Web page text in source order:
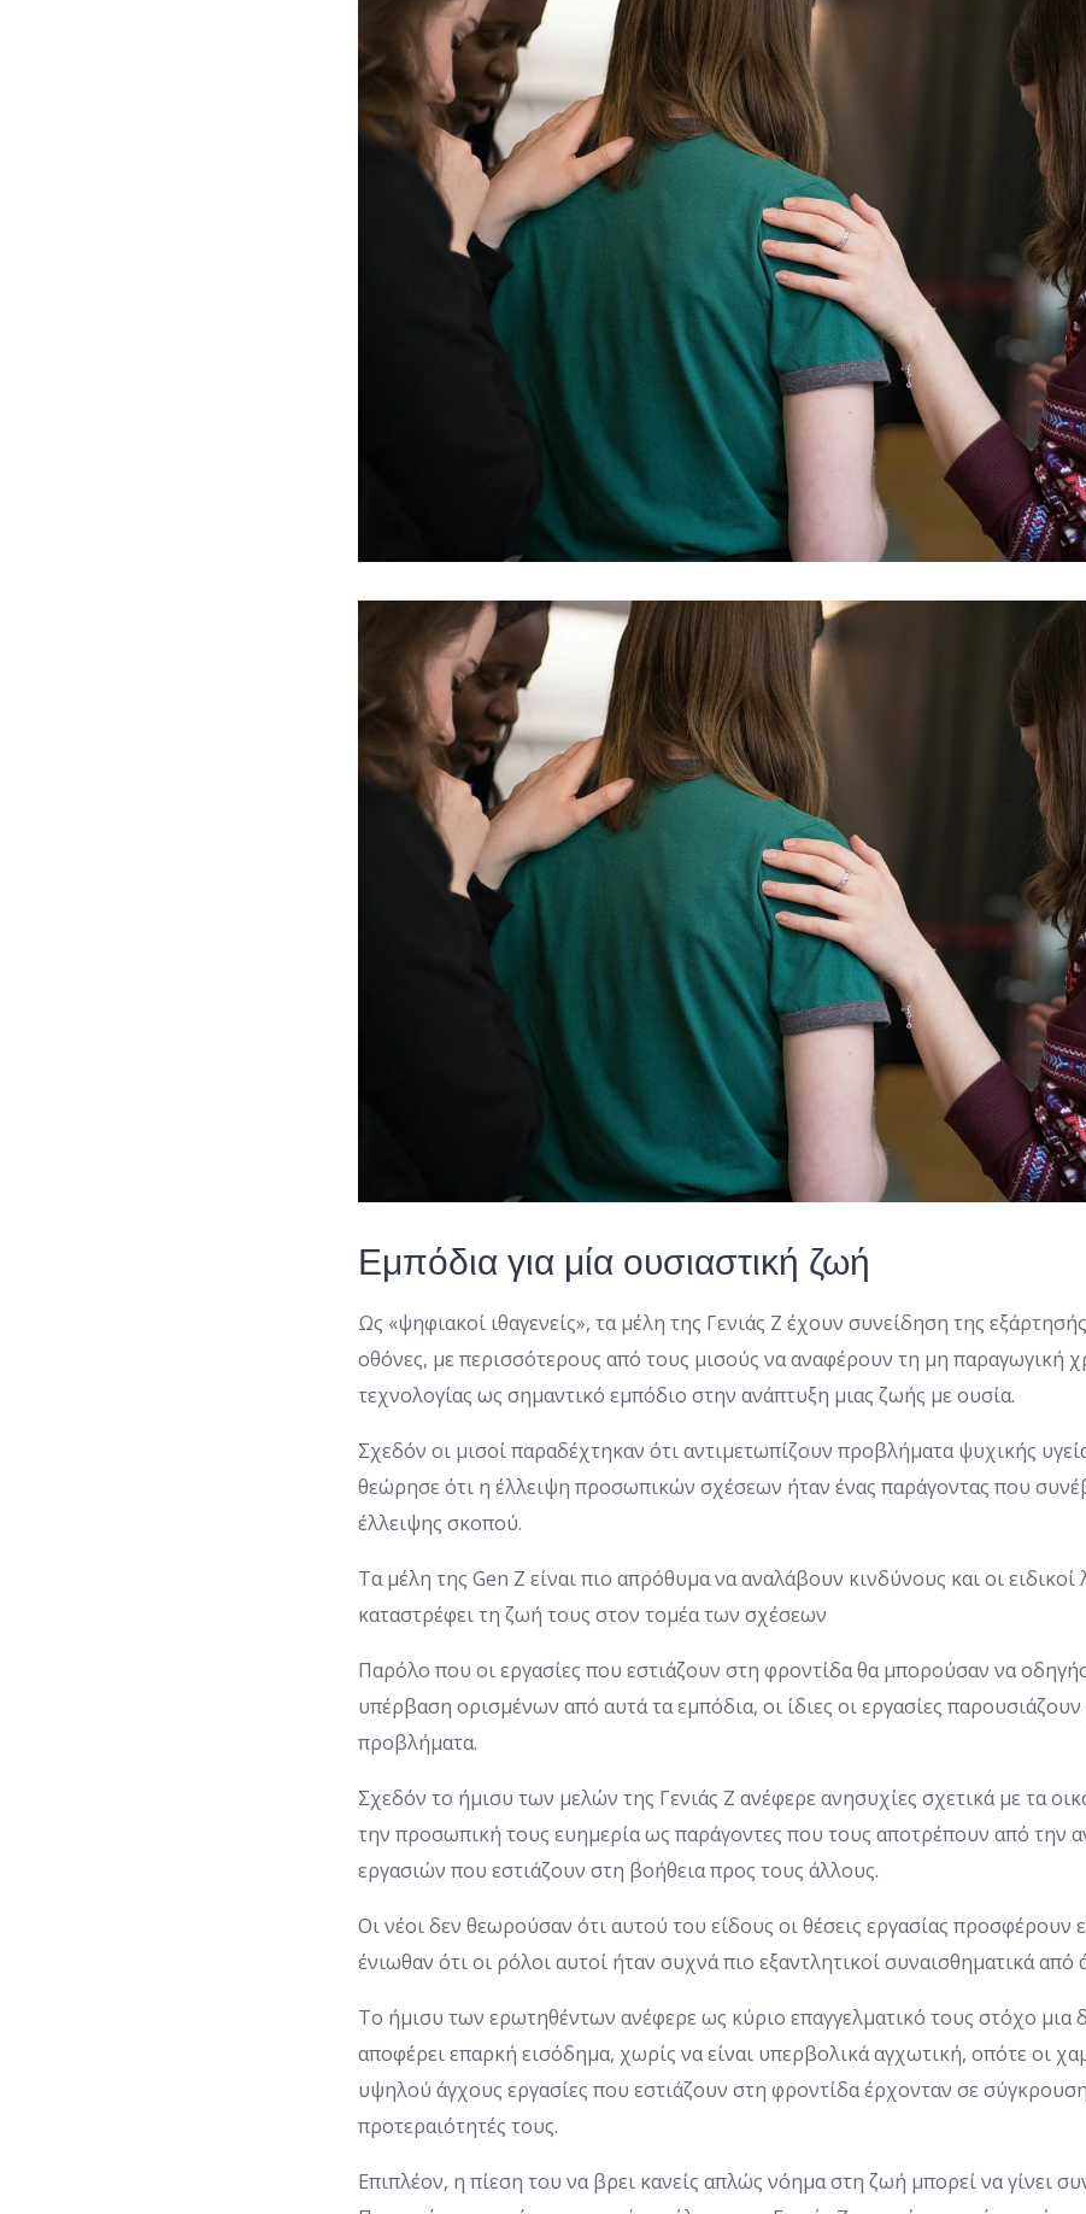
Εμπόδια για μία ουσιαστική ζωή
Ως «ψηφιακοί ιθαγενείς», τα μέλη της Γενιάς Ζ έχουν συνείδηση της
οθόνες, με περισσότερους από τους μισούς να αναφέρουν τη μη παραγωγική
τεχνολογίας ως σημαντικό εμπόδιο στην ανάπτυξη μιας ζωής με ουσία.
Σχεδόν οι μισοί παραδέχτηκαν ότι αντιμετωπίζουν προβλήματα ψυχικής
θεώρησε ότι η έλλειψη προσωπικών σχέσεων ήταν ένας παράγοντας που
έλλειψης σκοπού.
Τα μέλη της Gen Z είναι πιο απρόθυμα να αναλάβουν κινδύνους και οι ειδικοί
καταστρέφει τη ζωή τους στον τομέα των σχέσεων
Παρόλο που οι εργασίες που εστιάζουν στη φροντίδα θα μπορούσαν να
υπέρβαση ορισμένων από αυτά τα εμπόδια, οι ίδιες οι εργασίες
προβλήματα.
Σχεδόν το ήμισυ των μελών της Γενιάς Ζ ανέφερε ανησυχίες σχετικά με τα
την προσωπική τους ευημερία ως παράγοντες που τους αποτρέπουν από την
εργασιών που εστιάζουν στη βοήθεια προς τους άλλους.
Οι νέοι δεν θεωρούσαν ότι αυτού του είδους οι θέσεις εργασίας προσφέρουν
ένιωθαν ότι οι ρόλοι αυτοί ήταν συχνά πιο εξαντλητικοί συναισθηματικά από
Το ήμισυ των ερωτηθέντων ανέφερε ως κύριο επαγγελματικό τους στόχο μια
αποφέρει επαρκή εισόδημα, χωρίς να είναι υπερβολικά αγχωτική, οπότε οι
υψηλού άγχους εργασίες που εστιάζουν στη φροντίδα έρχονταν σε σύγκρουση
προτεραιότητές τους.
Επιπλέον, η πίεση του να βρει κανείς απλώς νόημα στη ζωή μπορεί να γίνει